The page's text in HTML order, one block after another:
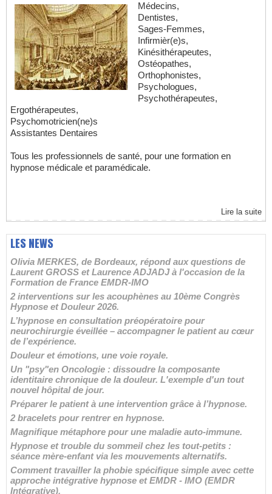
Médecins,
Dentistes,
Sages-Femmes,
Infirmièr(e)s,
Kinésithérapeutes,
Ostéopathes,
Orthophonistes,
Psychologues,
Psychothérapeutes,
Ergothérapeutes,
Psychomotricien(ne)s
Assistantes Dentaires
Tous les professionnels de santé, pour une formation en
hypnose médicale et paramédicale.
Lire la suite
LES NEWS
Olivia MERKES, de Bordeaux, répond aux questions de
Laurent GROSS et Laurence ADJADJ à l'occasion de la
Formation de France EMDR-IMO
2 interventions sur les acouphènes au 10ème Congrès
Hypnose et Douleur 2026.
L’hypnose en consultation préopératoire pour
neurochirurgie éveillée – accompagner le patient au cœur
de l’expérience.
Douleur et émotions, une voie royale.
Un "psy"en Oncologie : dissoudre la composante
identitaire chronique de la douleur. L'exemple d'un tout
nouvel hôpital de jour.
Préparer le patient à une intervention grâce à l’hypnose.
2 bracelets pour rentrer en hypnose.
Magnifique métaphore pour une maladie auto-immune.
Hypnose et trouble du sommeil chez les tout-petits :
séance mère-enfant via les mouvements alternatifs.
Comment travailler la phobie spécifique simple avec cette
approche intégrative hypnose et EMDR - IMO (EMDR
Intégrative).